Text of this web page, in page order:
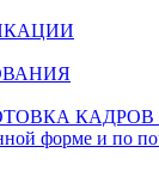
форме и по